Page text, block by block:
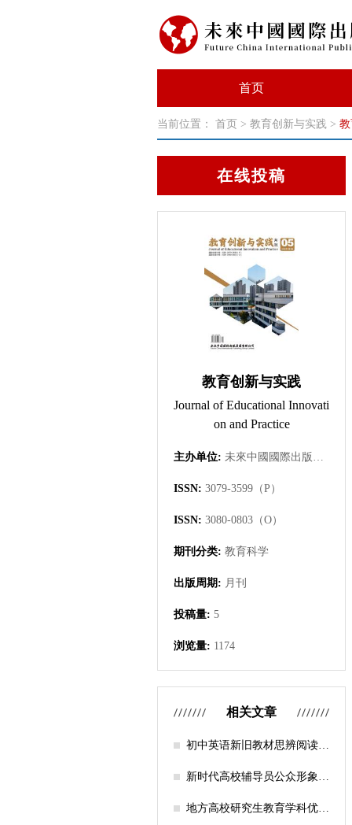
首页
当前位置： 首页 > 教育创新与实践 >
在线投稿
教育创新与实践
Journal of Educational Innovati
on and Practice
主办单位: 未來中國國際出版集團有限公司
ISSN: 3079-3599（P）
ISSN: 3080-0803（O）
期刊分类: 教育科学
出版周期: 月刊
投稿量: 5
浏览量: 1174
相关文章
初中英语新旧教材思辨阅读任
新时代高校辅导员公众形象塑
地方高校研究生教育学科优化